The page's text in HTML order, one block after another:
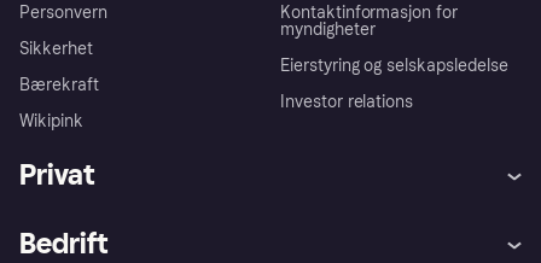
Personvern
Sikkerhet
Bærekraft
Wikipink
Kontaktinformasjon for
myndigheter
Eierstyring og selskapsledelse
Investor relations
Privat
Bedrift